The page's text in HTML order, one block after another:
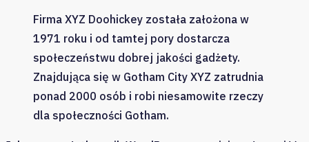
Firma XYZ Doohickey została założona w
1971 roku i od tamtej pory dostarcza
społeczeństwu dobrej jakości gadżety.
Znajdująca się w Gotham City XYZ zatrudnia
ponad 2000 osób i robi niesamowite rzeczy
dla społeczności Gotham.